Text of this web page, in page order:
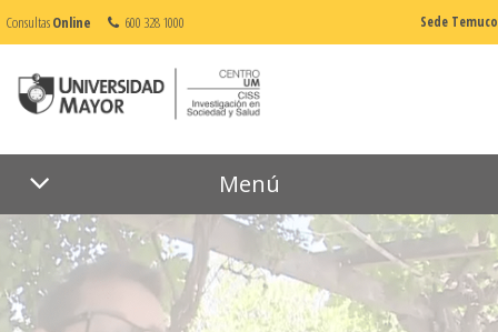
ConsultasOnline 600 328 1000 Sede Temuco
Menú